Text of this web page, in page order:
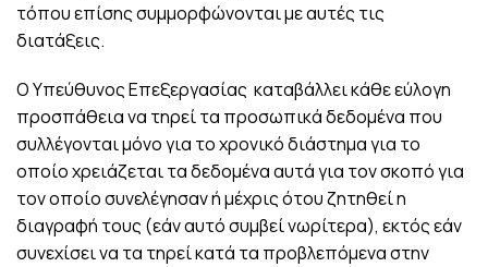
τόπου επίσης συμμορφώνονται με αυτές τις
διατάξεις.
Ο Υπεύθυνος Επεξεργασίας καταβάλλει κάθε εύλογη
προσπάθεια να τηρεί τα προσωπικά δεδομένα που
συλλέγονται μόνο για το χρονικό διάστημα για το
οποίο χρειάζεται τα δεδομένα αυτά για τον σκοπό για
τον οποίο συνελέγησαν ή μέχρις ότου ζητηθεί η
διαγραφή τους (εάν αυτό συμβεί νωρίτερα), εκτός εάν
συνεχίσει να τα τηρεί κατά τα προβλεπόμενα στην